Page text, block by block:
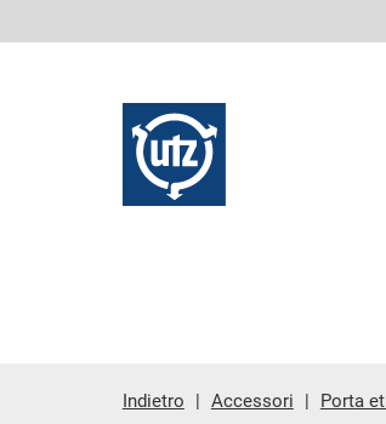
Indietro Accessori Porta